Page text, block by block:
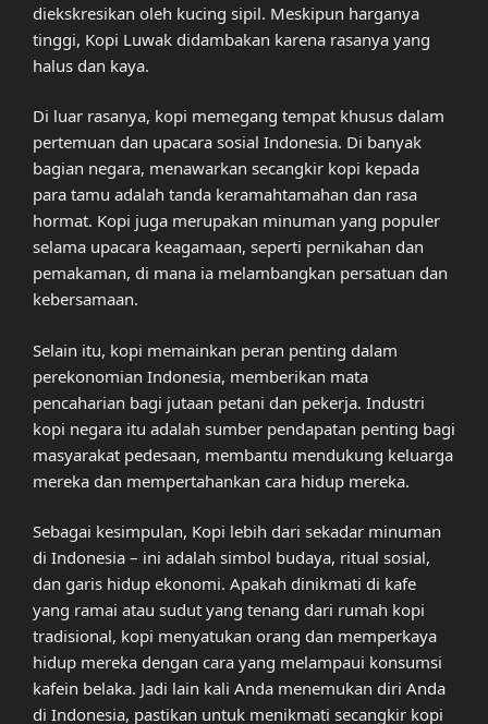
diekskresikan oleh kucing sipil. Meskipun harganya
tinggi, Kopi Luwak didambakan karena rasanya yang
halus dan kaya.
Di luar rasanya, kopi memegang tempat khusus dalam
pertemuan dan upacara sosial Indonesia. Di banyak
bagian negara, menawarkan secangkir kopi kepada
para tamu adalah tanda keramahtamahan dan rasa
hormat. Kopi juga merupakan minuman yang populer
selama upacara keagamaan, seperti pernikahan dan
pemakaman, di mana ia melambangkan persatuan dan
kebersamaan.
Selain itu, kopi memainkan peran penting dalam
perekonomian Indonesia, memberikan mata
pencaharian bagi jutaan petani dan pekerja. Industri
kopi negara itu adalah sumber pendapatan penting bagi
masyarakat pedesaan, membantu mendukung keluarga
mereka dan mempertahankan cara hidup mereka.
Sebagai kesimpulan, Kopi lebih dari sekadar minuman
di Indonesia – ini adalah simbol budaya, ritual sosial,
dan garis hidup ekonomi. Apakah dinikmati di kafe
yang ramai atau sudut yang tenang dari rumah kopi
tradisional, kopi menyatukan orang dan memperkaya
hidup mereka dengan cara yang melampaui konsumsi
kafein belaka. Jadi lain kali Anda menemukan diri Anda
di Indonesia, pastikan untuk menikmati secangkir kopi